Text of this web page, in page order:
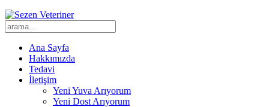
Ana Sayfa
Hakkımızda
Tedavi
İletişim
Yeni Yuva Arıyorum
Yeni Dost Arıyorum